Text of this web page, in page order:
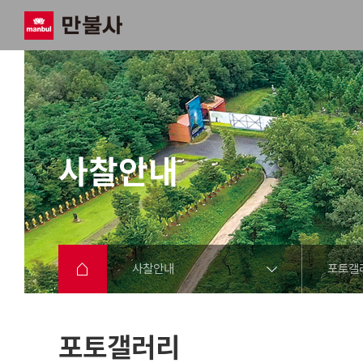
사찰안내
사찰안내 포토갤
포토갤러리